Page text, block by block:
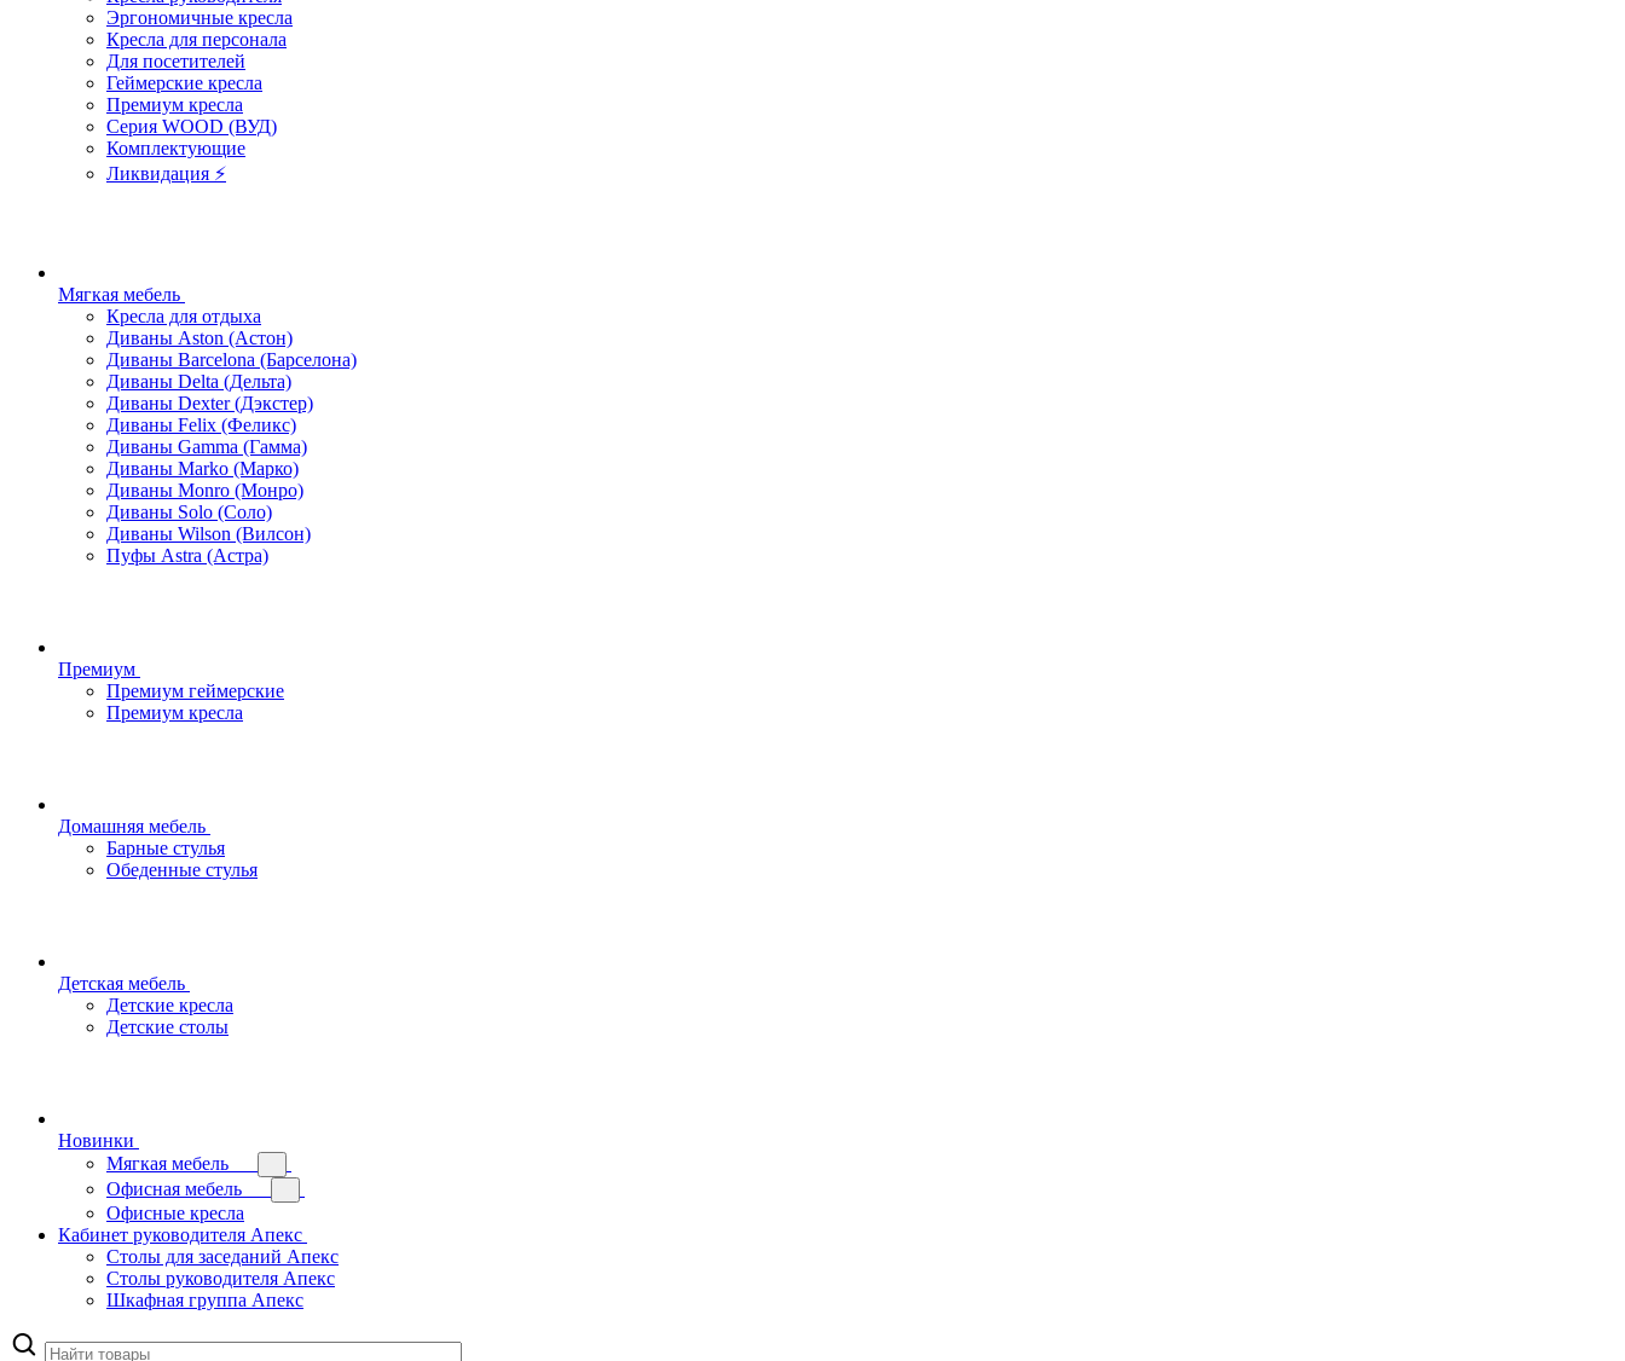
Эргономичные кресла
Кресла для персонала
Для посетителей
Геймерские кресла
Премиум кресла
Серия WOOD (ВУД)
Комплектующие
Ликвидация ⚡
Мягкая мебель
Кресла для отдыха
Диваны Aston (Астон)
Диваны Barcelona (Барселона)
Диваны Delta (Дельта)
Диваны Dexter (Дэкстер)
Диваны Felix (Феликс)
Диваны Gamma (Гамма)
Диваны Marko (Марко)
Диваны Monro (Монро)
Диваны Solo (Соло)
Диваны Wilson (Вилсон)
Пуфы Astra (Астра)
Премиум
Премиум геймерские
Премиум кресла
Домашняя мебель
Барные стулья
Обеденные стулья
Детская мебель
Детские кресла
Детские столы
Новинки
Мягкая мебель
Офисная мебель
Офисные кресла
Кабинет руководителя Апекс
Столы для заседаний Апекс
Столы руководителя Апекс
Шкафная группа Апекс